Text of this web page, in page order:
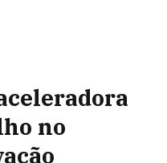
no